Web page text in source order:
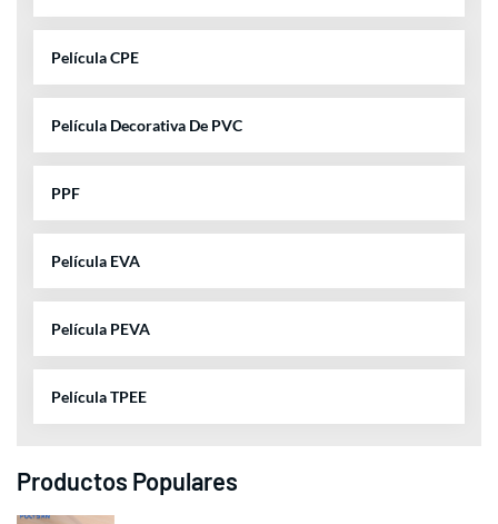
Película CPE
Película Decorativa De PVC
PPF
Película EVA
Película PEVA
Película TPEE
Productos Populares